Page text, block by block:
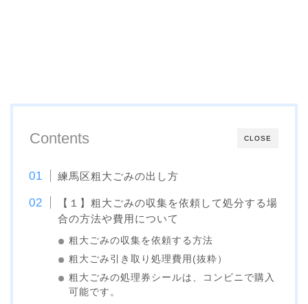
CLOSE
Contents
練馬区粗大ごみの出し方
【１】粗大ごみの収集を依頼して処分する場
合の方法や費用について
粗大ごみの収集を依頼する方法
粗大ごみ引き取り処理費用(抜粋）
粗大ごみの処理券シールは、コンビニで購入
可能です。